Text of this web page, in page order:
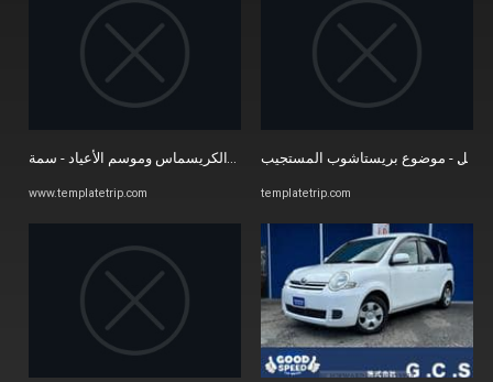
هدايا الكريسماس وموسم الأعياد - سمة Prestashop مستجيبة
www.templatetrip.com
- موضوع بريستاشوب المستجيب
templatetrip.com